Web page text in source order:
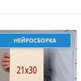
НЕЙРОСБОРКА